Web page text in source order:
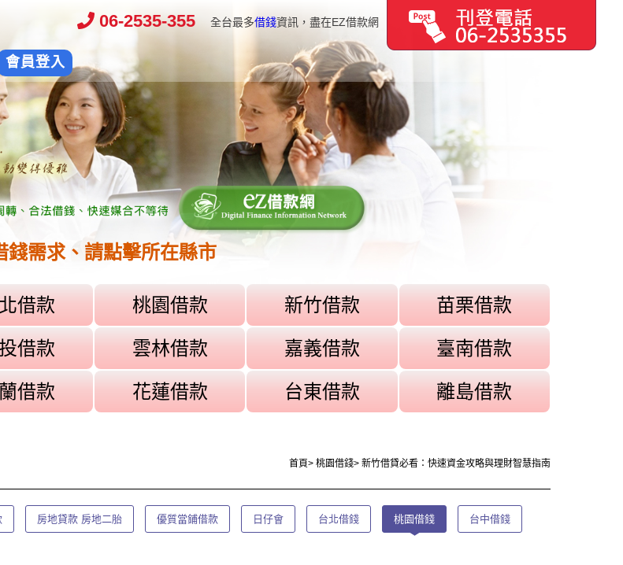
06-2535-355 全台最多借錢資訊，盡在EZ借款網
會員登入
錢需求、請點擊所在縣市
借款 桃園借款 新竹借款 苗栗借款
借款 雲林借款 嘉義借款 臺南借款
借款 花蓮借款 台東借款 離島借款
首頁> 桃園借錢> 新竹借貸必看：快速資金攻略與理財智慧指南
房地貸款 房地二胎 優質當鋪借款 日仔會 台北借錢 桃園借錢 台中借錢